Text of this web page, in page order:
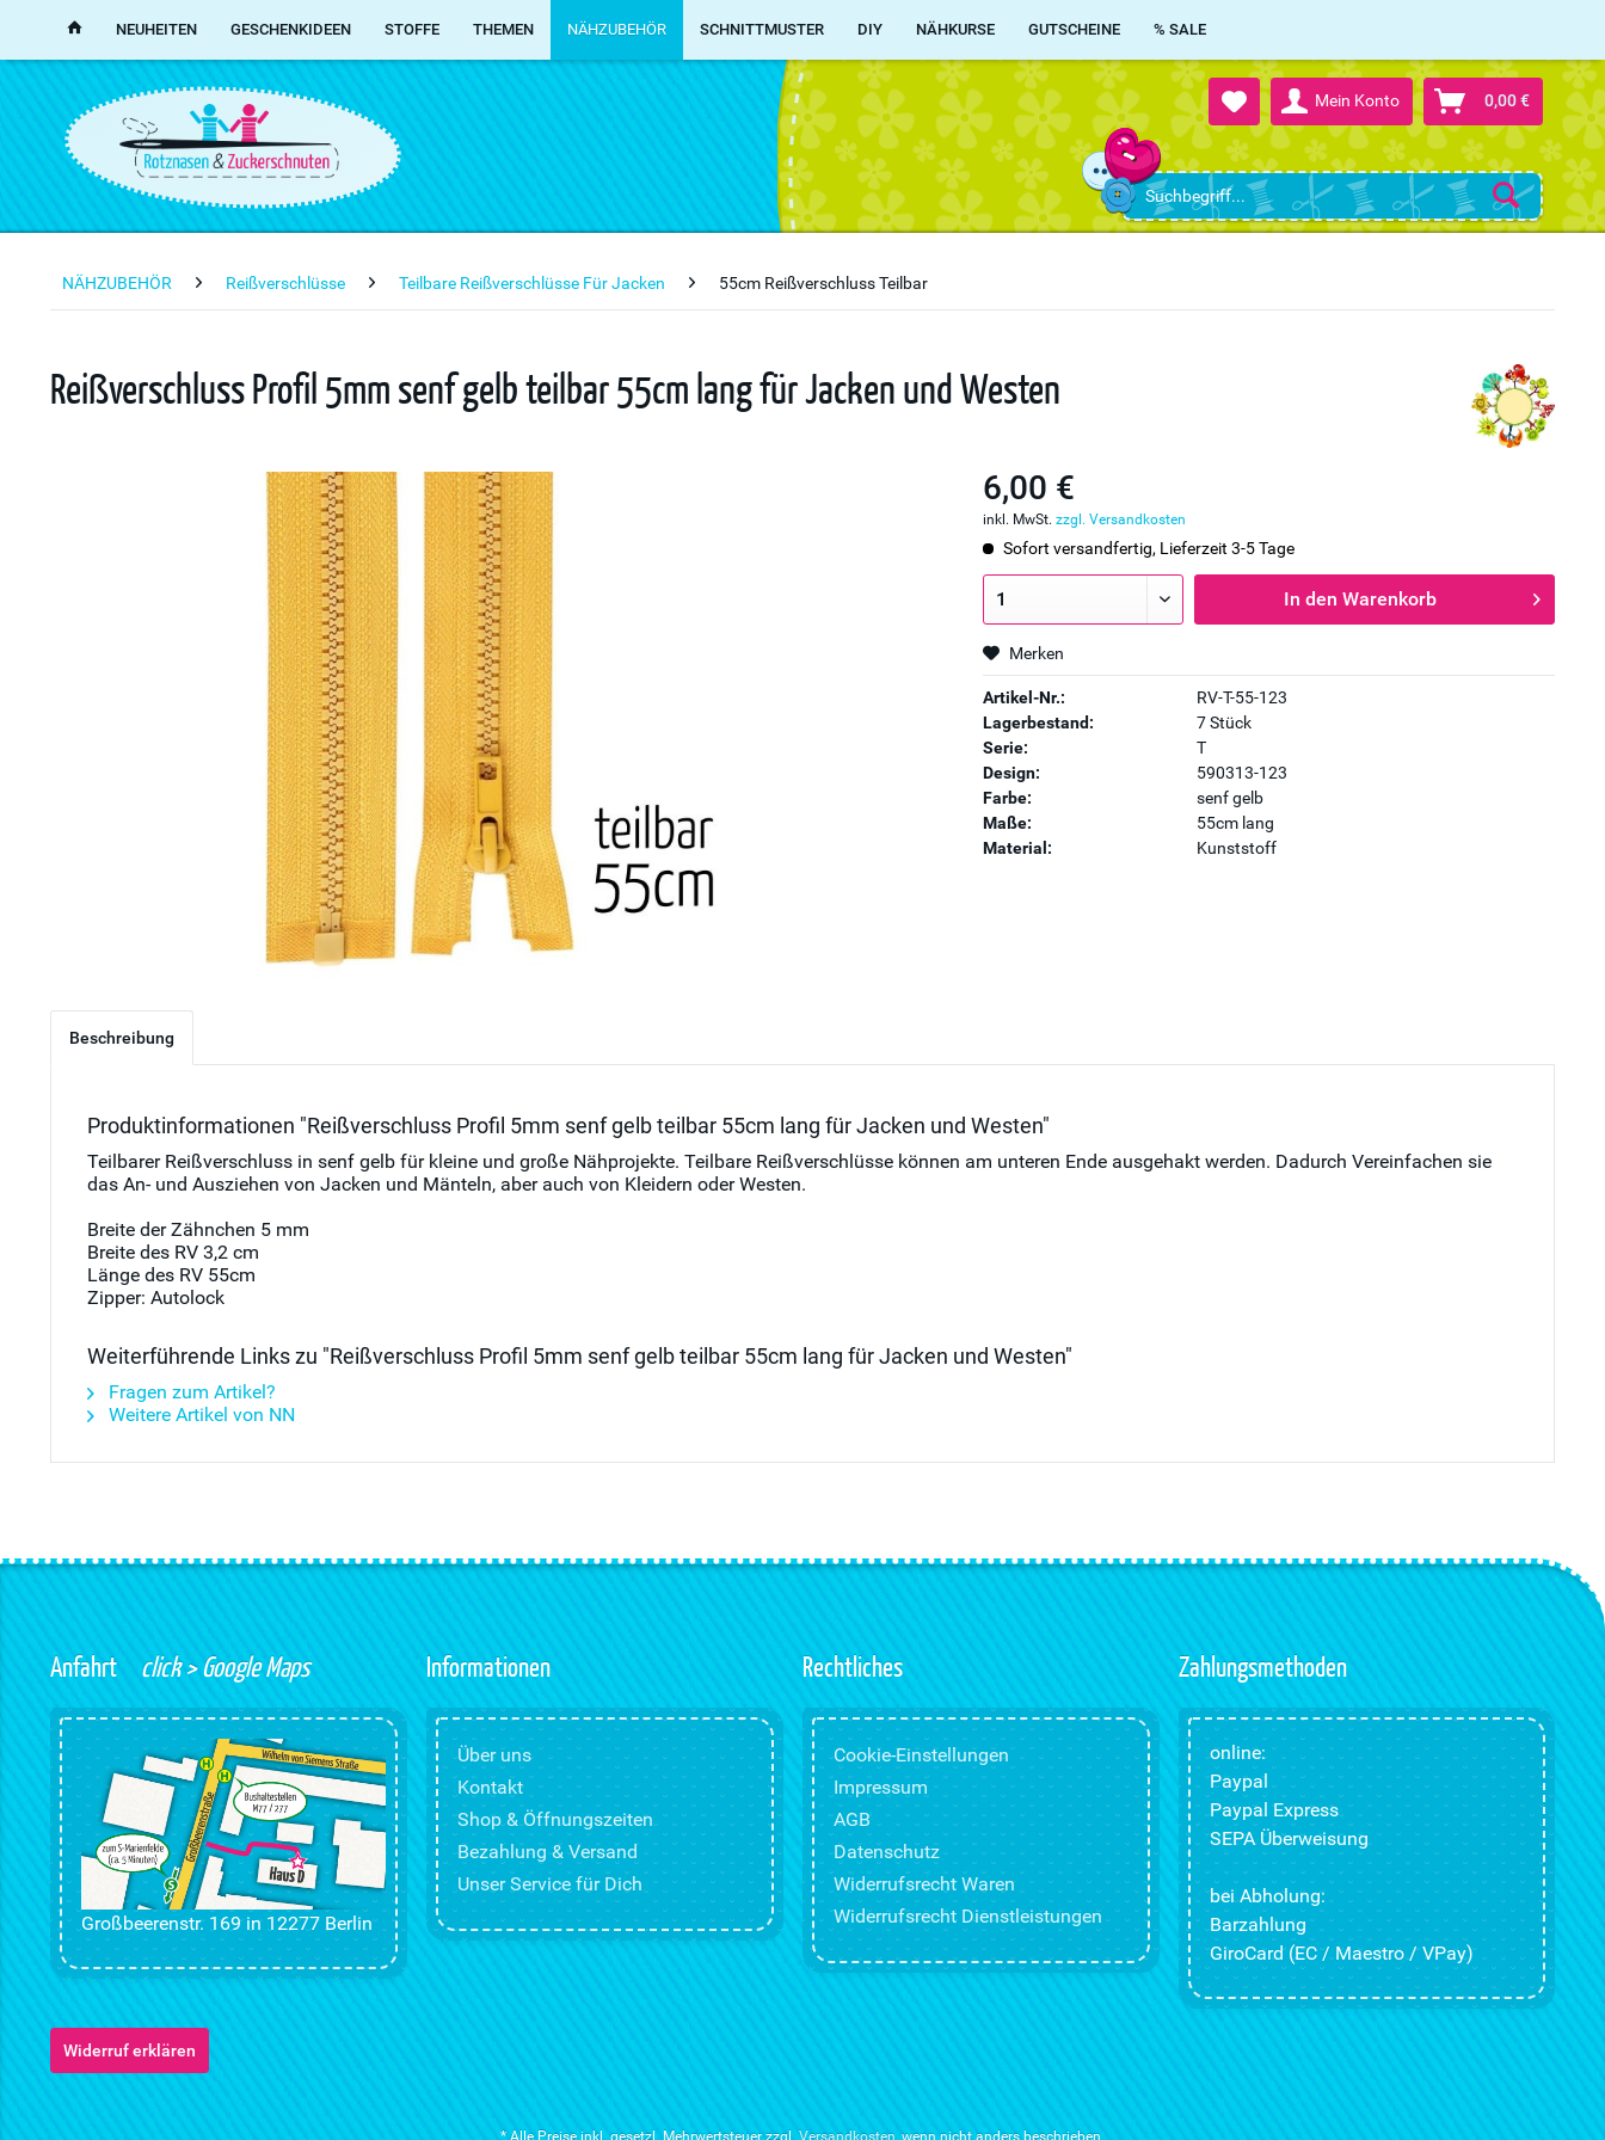
Mein Konto 0,00 €
NEUHEITEN GESCHENKIDEEN STOFFE THEMEN NÄHZUBEHÖR SCHNITTMUSTER DIY NÄHKURSE GUTSCHEINE % SALE
NÄHZUBEHÖR Reißverschlüsse Teilbare Reißverschlüsse Für Jacken 55cm Reißverschluss Teilbar
Reißverschluss Profil 5mm senf gelb teilbar 55cm lang für Jacken und Westen
6,00 €
inkl. MwSt.zzgl. Versandkosten
Sofort versandfertig, Lieferzeit 3-5 Tage
In den Warenkorb
Merken
Artikel-Nr.:
RV-T-55-123
Lagerbestand:
7 Stück
Serie:
T
Design:
590313-123
Farbe:
senf gelb
Maße:
55cm lang
Material:
Kunststoff
Beschreibung
Produktinformationen "Reißverschluss Profil 5mm senf gelb teilbar 55cm lang für Jacken und Westen"
Teilbarer Reißverschluss in senf gelb für kleine und große Nähprojekte. Teilbare Reißverschlüsse können am unteren Ende ausgehakt werden. Dadurch Vereinfachen sie
das An- und Ausziehen von Jacken und Mänteln, aber auch von Kleidern oder Westen.
Breite der Zähnchen 5 mm
Breite des RV 3,2 cm
Länge des RV 55cm
Zipper: Autolock
Weiterführende Links zu "Reißverschluss Profil 5mm senf gelb teilbar 55cm lang für Jacken und Westen"
Fragen zum Artikel?
Weitere Artikel von NN
Anfahrt click > Google Maps
Großbeerenstr. 169 in 12277 Berlin
Informationen
Über uns
Kontakt
Shop & Öffnungszeiten
Bezahlung & Versand
Unser Service für Dich
Rechtliches
Cookie-Einstellungen
Impressum
AGB
Datenschutz
Widerrufsrecht Waren
Widerrufsrecht Dienstleistungen
Zahlungsmethoden
online:
Paypal
Paypal Express
SEPA Überweisung
bei Abholung:
Barzahlung
GiroCard (EC / Maestro / VPay)
Widerruf erklären